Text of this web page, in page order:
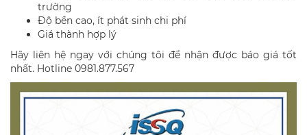
trường
Độ bền cao, ít phát sinh chi phí
Giá thành hợp lý
Hãy liên hệ ngay với chúng tôi để nhận được báo giá tốt
nhất. Hotline 0981.877.567